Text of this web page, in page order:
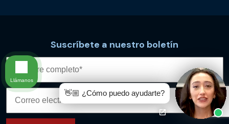
Suscríbete a nuestro boletín
👋🏼 ¿Cómo puedo ayudarte?
Llámanos